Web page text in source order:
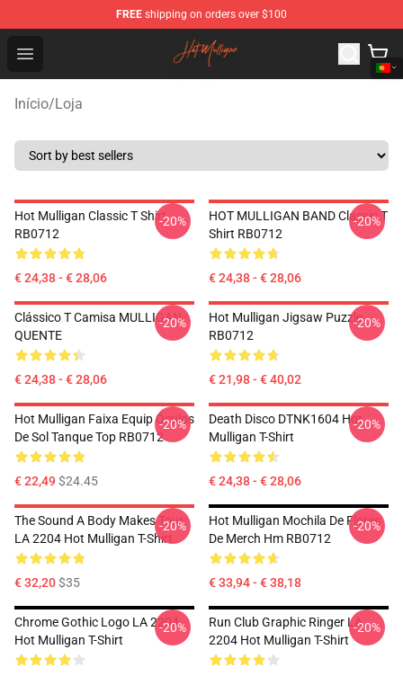
FREE shipping on orders over $100
Open menu
Hot Mulligan Shop - Official Hot Mulligan Merchandise
Início/Loja
Hot Mulligan Classic T Shirt
RB0712
€ 24,38 - € 28,06
-20%
HOT MULLIGAN BAND Classic T
Shirt RB0712
€ 24,38 - € 28,06
-20%
Clássico T Camisa MULLIGAN
QUENTE
€ 24,38 - € 28,06
-20%
Hot Mulligan Jigsaw Puzzle
RB0712
€ 21,98 - € 40,02
-20%
Hot Mulligan Faixa Equip Óculos
De Sol Tanque Top RB0712
€ 22,49$24.45
-20%
Death Disco DTNK1604 Hot
Mulligan T-Shirt
€ 24,38 - € 28,06
-20%
The Sound A Body Makes Tour
LA 2204 Hot Mulligan T-Shirt
€ 32,20$35
-20%
Hot Mulligan Mochila De Flores
De Merch Hm RB0712
€ 33,94 - € 38,18
-20%
Chrome Gothic Logo LA 2204
Hot Mulligan T-Shirt
-20%
Run Club Graphic Ringer LA
2204 Hot Mulligan T-Shirt
-20%